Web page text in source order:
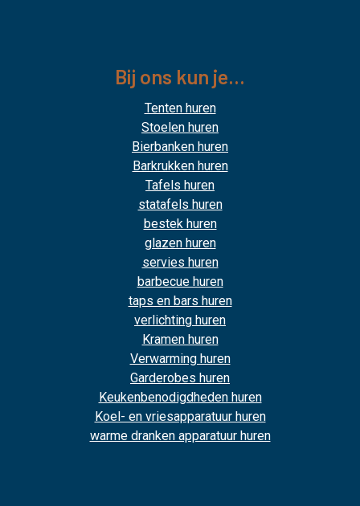
Bij ons kun je...
Tenten huren
Stoelen huren
Bierbanken huren
Barkrukken huren
Tafels huren
statafels huren
bestek huren
glazen huren
servies huren
barbecue huren
taps en bars huren
verlichting huren
Kramen huren
Verwarming huren
Garderobes huren
Keukenbenodigdheden huren
Koel- en vriesapparatuur huren
warme dranken apparatuur huren